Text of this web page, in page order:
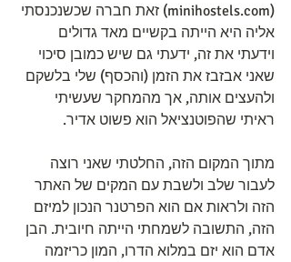
(minihostels.com) זאת חברה שכשנכנסתי
אליה היא הייתה בקשיים מאד גדולים
וידעתי את זה, ידעתי גם שיש כמובן סיכוי
שאני אבזבז את הזמן (והכסף) שלי בלשקם
ולהעצים אותה, אך מהמחקר שעשיתי
ראיתי שהפוטנציאל הוא פשוט אדיר.
מתוך המקום הזה, החלטתי שאני רוצה
לעבור שלב ולשבת עם המקים של האתר
הזה ולראות אם הוא הפרטנר הנכון למיזם
הזה, התשובה לשמחתי הייתה חיובית. הבן
אדם הוא יזם במלוא הדרו, המון כריזמה